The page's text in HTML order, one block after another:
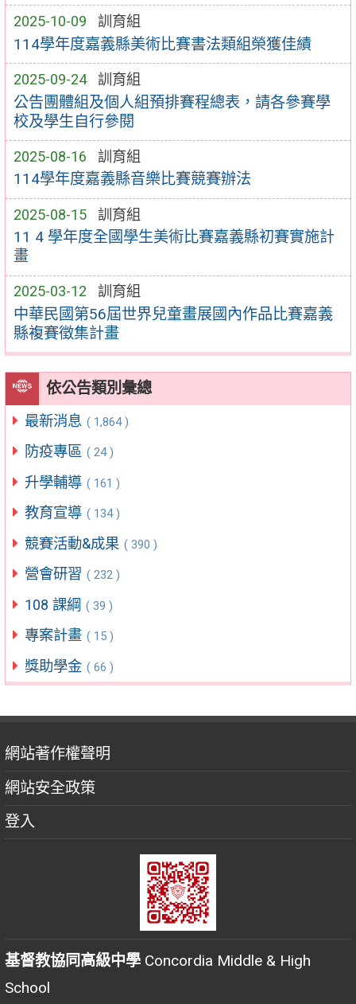
2025-10-09 訓育組
114學年度嘉義縣美術比賽書法類組榮獲佳績
2025-09-24 訓育組
公告團體組及個人組預排賽程總表，請各參賽學
校及學生自行參閱
2025-08-16 訓育組
114學年度嘉義縣音樂比賽競賽辦法
2025-08-15 訓育組
11 4 學年度全國學生美術比賽嘉義縣初賽實施計
畫
2025-03-12 訓育組
中華民國第56屆世界兒童畫展國內作品比賽嘉義
縣複賽徵集計畫
依公告類別彙總
最新消息 ( 1,864 )
防疫專區 ( 24 )
升學輔導 ( 161 )
教育宣導 ( 134 )
競賽活動&成果 ( 390 )
營會研習 ( 232 )
108 課綱 ( 39 )
專案計畫 ( 15 )
獎助學金 ( 66 )
網站著作權聲明
網站安全政策
登入
基督教協同高級中學 Concordia Middle & High
School